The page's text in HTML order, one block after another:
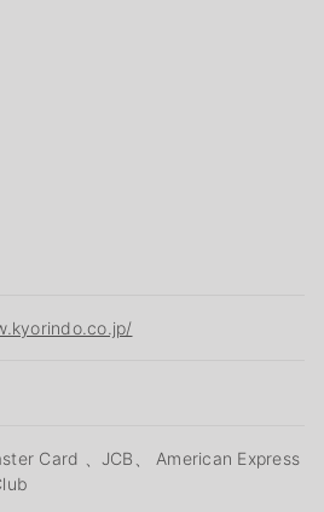
Card 、JCB、 American Express